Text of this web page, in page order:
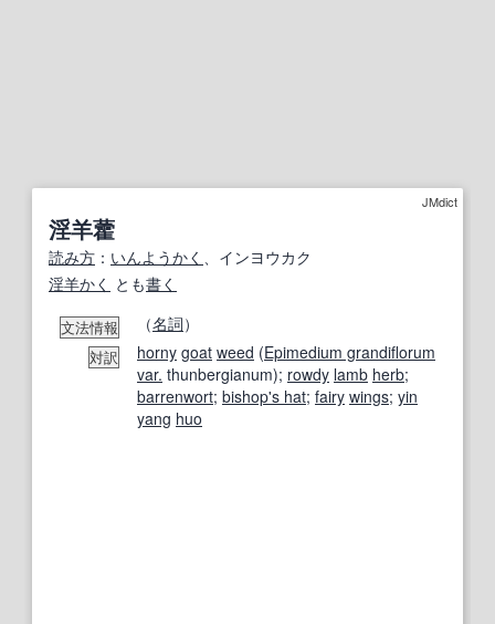
JMdict
淫羊藿
読み方 ： いんようかく
、インヨウカク
淫羊かく とも書く
文法情報 （名詞）
対訳 horny goat weed (Epimedium grandiflorum
var. thunbergianum); rowdy lamb herb;
barrenwort; bishop's hat; fairy wings; yin
yang huo